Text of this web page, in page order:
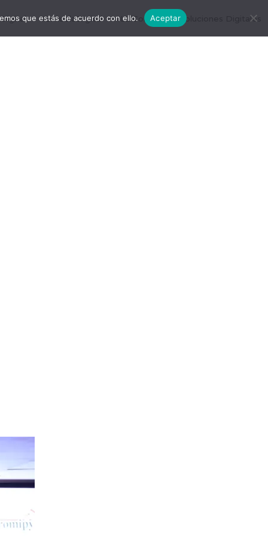
#EscuelaDigital #LDConecta Soluciones Digitales
que estás de acuerdo con ello. Aceptar